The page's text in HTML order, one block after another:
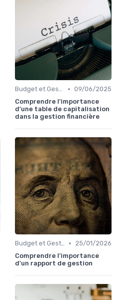
Budget et Gestion des Finances Personnelles • 09/06/2025
Comprendre l'importance
d'une table de capitalisation
dans la gestion financière
Budget et Gestion des Finances Personnelles •
25/01/2026
Comprendre l'importance
d'un rapport de gestion